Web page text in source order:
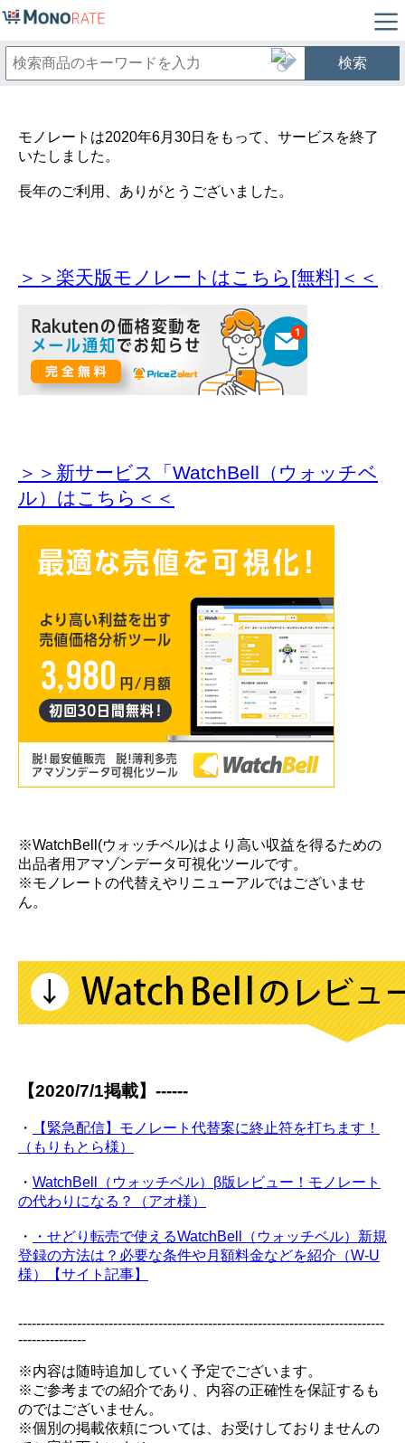
検索
モノレートは2020年6月30日をもって、サービスを終了
いたしました。
長年のご利用、ありがとうございました。
＞＞楽天版モノレートはこちら[無料]＜＜
＞＞新サービス「WatchBell（ウォッチベ
ル）はこちら＜＜
※WatchBell(ウォッチベル)はより高い収益を得るための
出品者用アマゾンデータ可視化ツールです。
※モノレートの代替えやリニューアルではございませ
ん。
【2020/7/1掲載】------
・
【緊急配信】モノレート代替案に終止符を打ちます！
（もりもとら様）
・ WatchBell（ウォッチベル）β版レビュー！モノレート
の代わりになる？（アオ様）
・
・せどり転売で使えるWatchBell（ウォッチベル）新規
登録の方法は？必要な条件や月額料金などを紹介（W-U
様）【サイト記事】
---------------------------------------------------------------------------------
---------------
※内容は随時追加していく予定でございます。
※ご参考までの紹介であり、内容の正確性を保証するも
のではございません。
※個別の掲載依頼については、お受けしておりませんの